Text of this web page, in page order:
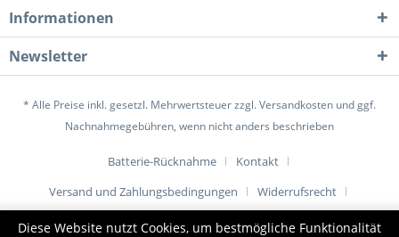
Informationen
Newsletter
* Alle Preise inkl. gesetzl. Mehrwertsteuer zzgl.Versandkosten und ggf.
Nachnahmegebühren, wenn nicht anders beschrieben
Batterie-Rücknahme
Kontakt
Versand und Zahlungsbedingungen
Widerrufsrecht
Datenschutz
AGB Impressum
Diese Website nutzt Cookies, um bestmögliche Funktionalität